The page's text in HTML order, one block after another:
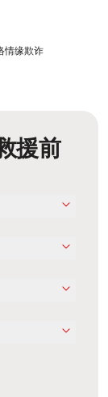
情缘欺诈
援前